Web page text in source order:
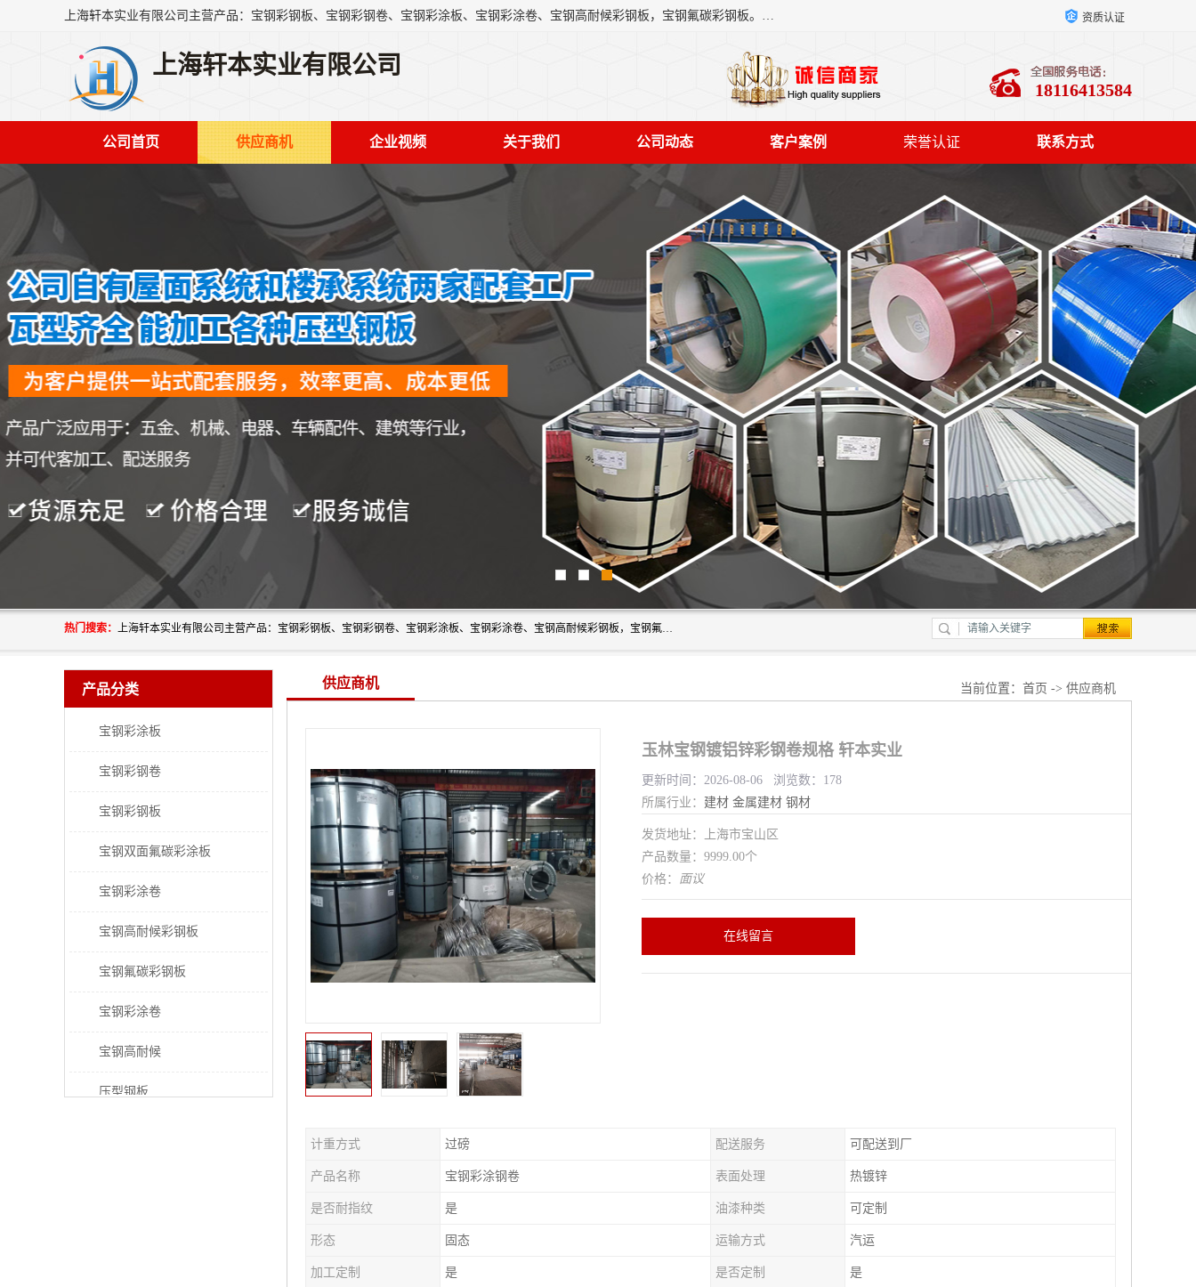
上海轩本实业有限公司主营产品：宝钢彩钢板、宝钢彩钢卷、宝钢彩涂板、宝钢彩涂卷、宝钢高耐候彩钢板，宝钢氟碳彩钢板。是一家集钢铁贸易，物流、加工为一体的产业全配套公司。 资质认证
上海轩本实业有限公司
18116413584
公司首页 供应商机 企业视频 关于我们 公司动态 客户案例 荣誉认证 联系方式
热门搜索： 上海轩本实业有限公司主营产品：宝钢彩钢板、宝钢彩钢卷、宝钢彩涂板、宝钢彩涂卷、宝钢高耐候彩钢板，宝钢氟碳彩钢板。是一家集钢铁贸易，物流、加工为一体的产业全配套公司。
产品分类
宝钢彩涂板
宝钢彩钢卷
宝钢彩钢板
宝钢双面氟碳彩涂板
宝钢彩涂卷
宝钢高耐候彩钢板
宝钢氟碳彩钢板
宝钢彩涂卷
宝钢高耐候
压型钢板
供应商机 当前位置： 首页 -> 供应商机
玉林宝钢镀铝锌彩钢卷规格 轩本实业
更新时间：2026-08-06 浏览数：178
所属行业： 建材 金属建材 钢材
发货地址：上海市宝山区
产品数量：9999.00个
价格： 面议
在线留言
计重方式 过磅 配送服务 可配送到厂
产品名称 宝钢彩涂钢卷 表面处理 热镀锌
是否耐指纹 是 油漆种类 可定制
形态 固态 运输方式 汽运
加工定制 是 是否定制 是